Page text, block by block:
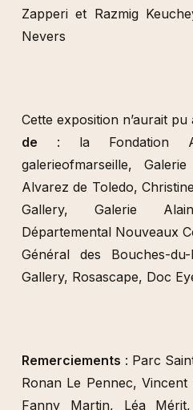
Palais ducal, salle du
Nevers, en partenariat
avril à 17h30:
Zapperi et Razmig
Nevers
Cette exposition n’aurait
: la Fondation
Gallery, Galerie
Départemental Nouveaux
Général des Bouches-